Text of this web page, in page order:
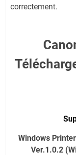
correctement.
Windows
Ver.1.0.2